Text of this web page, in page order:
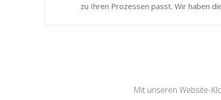
zu Ihren Prozessen passt. Wir haben
Mit unseren Website-